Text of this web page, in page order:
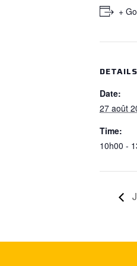
+
DETAILS
Date:
27 août
Time:
10h00 -